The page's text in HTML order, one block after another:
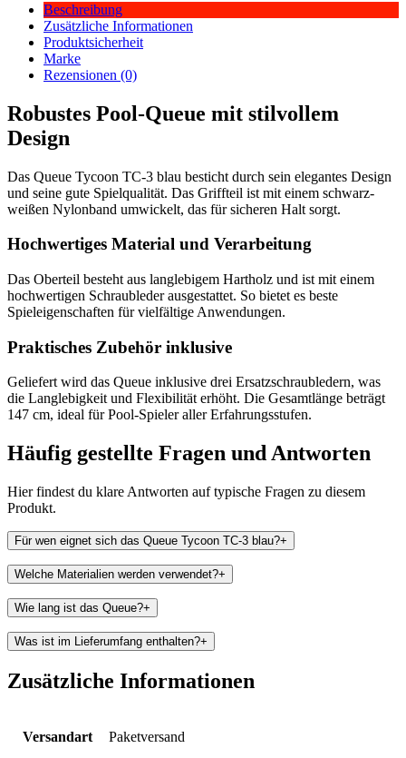
Beschreibung
Zusätzliche Informationen
Produktsicherheit
Marke
Rezensionen (0)
Robustes Pool-Queue mit stilvollem
Design
Das Queue Tycoon TC-3 blau besticht durch sein elegantes Design
und seine gute Spielqualität. Das Griffteil ist mit einem schwarz-
weißen Nylonband umwickelt, das für sicheren Halt sorgt.
Hochwertiges Material und Verarbeitung
Das Oberteil besteht aus langlebigem Hartholz und ist mit einem
hochwertigen Schraubleder ausgestattet. So bietet es beste
Spieleigenschaften für vielfältige Anwendungen.
Praktisches Zubehör inklusive
Geliefert wird das Queue inklusive drei Ersatzschraubledern, was
die Langlebigkeit und Flexibilität erhöht. Die Gesamtlänge beträgt
147 cm, ideal für Pool-Spieler aller Erfahrungsstufen.
Häufig gestellte Fragen undAntworten
Hier findest du klare Antworten auf typische Fragen zu diesem
Produkt.
Für wen eignet sich das Queue Tycoon TC-3 blau?+
Welche Materialien werden verwendet?+
Wie lang ist das Queue?+
Was ist im Lieferumfang enthalten?+
Zusätzliche Informationen
Versandart Paketversand